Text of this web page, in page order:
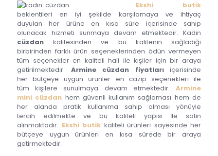
Ekshi butik
beklentileri en iyi şekilde karşılamaya ve ihtiyaç
duyulan her ürüne en kısa süre içerisinde sahip
olunacak hizmeti sunmaya devam etmektedir. Kadın
cüzdankalitesinden ve bu kalitenin sağladığı
birbirinden farklı ürün seçeneklerinden ödün vermeyen
tüm seçenekler en kaliteli hali ile kişiler için bir araya
getirilmektedir. Armine cüzdan fiyatları içerisinde
her bütçeye uygun ürünler en cazip seçenekleri ile
tüm kişilere sunulmaya devam etmektedir. Armine
mini cüzdan hem güvenli kullanım sağlaması hem de
her alanda pratik kullanıma sahip olması yönüyle
tercih edilmekte ve bu kaliteli yapısı İle satın
alınmaktadır. Ekshi butik kaliteli ürünleri sayesinde her
bütçeye uygun ürünleri en kısa sürede bir araya
getirmektedir.